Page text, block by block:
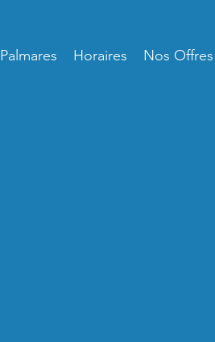
Palmares Horaires Nos Offres